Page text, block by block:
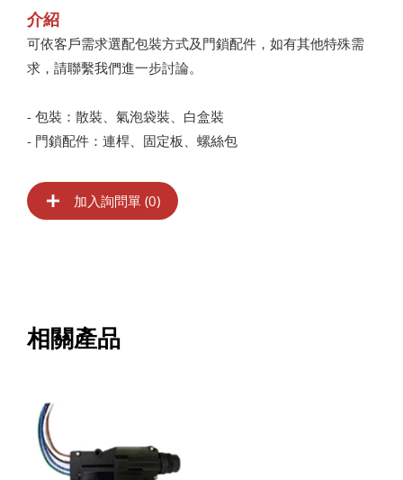
介紹
可依客戶需求選配包裝方式及門鎖配件，如有其他特殊需
求，請聯繫我們進一步討論。
- 包裝：散裝、氣泡袋裝、白盒裝
- 門鎖配件：連桿、固定板、螺絲包
加入詢問單 (0)
相關產品